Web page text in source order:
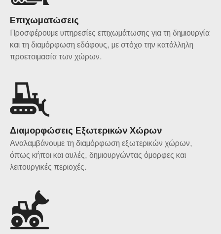
Επιχωματώσεις
Προσφέρουμε υπηρεσίες επιχωμάτωσης για τη δημιουργία
και τη διαμόρφωση εδάφους, με στόχο την κατάλληλη
προετοιμασία των χώρων.
Διαμορφώσεις Εξωτερικών Χώρων
Αναλαμβάνουμε τη διαμόρφωση εξωτερικών χώρων,
όπως κήποι και αυλές, δημιουργώντας όμορφες και
λειτουργικές περιοχές.